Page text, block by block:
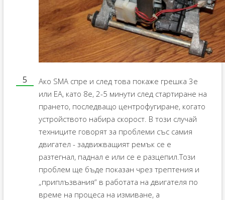
Ако SMA спре и след това покаже грешка 3e
или EA, като 8e, 2-5 минути след стартиране на
прането, последващо центрофугиране, когато
устройството набира скорост. В този случай
техниците говорят за проблеми със самия
двигател - задвижващият ремък се е
разтегнал, паднал е или се е разцепил.Този
проблем ще бъде показан чрез трептения и
„приплъзвания“ в работата на двигателя по
време на процеса на измиване, а